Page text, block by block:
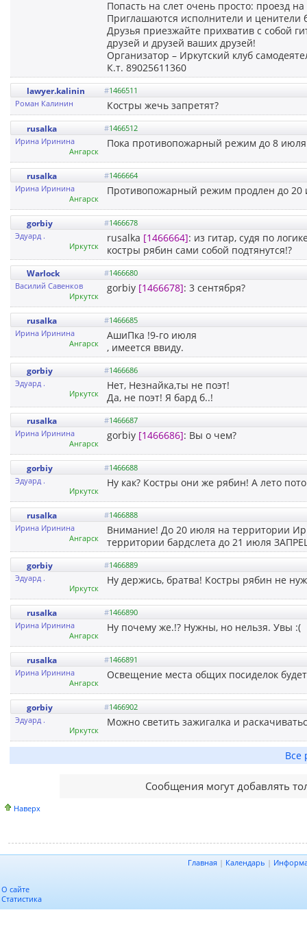
Попасть на слет очень просто: проезд
Приглашаются исполнители и ценители
Друзья приезжайте прихватив с собой
друзей и друзей ваших друзей!
Организатор – Иркутский клуб
К.т. 89025611360
lawyer.kalinin #1466511
Роман Калинин
Костры жечь запретят?
rusalka #1466512
Ирина Иринина
Ангарск
Пока противопожарный режим до 8
rusalka #1466664
Ирина Иринина
Ангарск
Противопожарный режим продлен до 20
gorbiy #1466678
Эдуард .
Иркутск
rusalka [1466664]: из гитар, судя по
костры рябин сами собой подтянутся!?
Warlock #1466680
Василий Савенков
Иркутск
gorbiy [1466678]: 3 сентября?
rusalka #1466685
Ирина Иринина
Ангарск
АшиПка !9-го июля
, имеется ввиду.
gorbiy #1466686
Эдуард .
Иркутск
Нет, Незнайка,ты не поэт!
Да, не поэт! Я бард б..!
rusalka #1466687
Ирина Иринина
Ангарск
gorbiy [1466686]: Вы о чем?
gorbiy #1466688
Эдуард .
Иркутск
Ну как? Костры они же рябин! А лето
rusalka #1466888
Ирина Иринина
Ангарск
Внимание! До 20 июля на территории
территории бардслета до 21 июля
gorbiy #1466889
Эдуард .
Иркутск
Ну держись, братва! Костры рябин не
rusalka #1466890
Ирина Иринина
Ангарск
Ну почему же.!? Нужны, но нельзя. Увы :(
rusalka #1466891
Ирина Иринина
Ангарск
Освещение места общих посиделок
gorbiy #1466902
Эдуард .
Иркутск
Можно светить зажигалка и
Все
Сообщения могут добавлять
Наверх
Главная | Календарь |
О сайте
Статистика